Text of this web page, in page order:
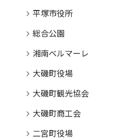
平塚市役所
総合公園
湘南ベルマーレ
大磯町役場
大磯町観光協会
大磯町商工会
二宮町役場